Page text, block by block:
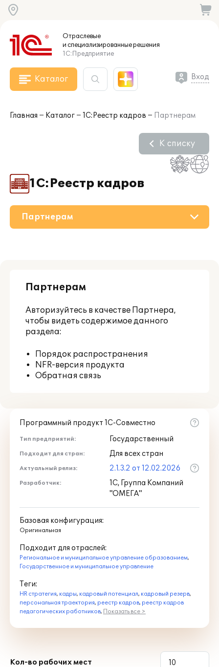
Отраслевые
и специализированныерешения
1С:Предприятие
Каталог Вход
Главная Каталог 1С:Реестр кадров Партнерам
1С:Реестр кадров
К списку
Поддержка
Материалы
Партнерам
Партнерам
Авторизуйтесь в качестве Партнера,
чтобы видеть содержимое данного
раздела:
Порядок распространения
NFR-версия продукта
Обратная связь
Программный продукт 1С-Совместно
Тип предприятий: Государственный
Подходит для стран: Для всех стран
Актуальный релиз: 2.1.3.2 от 12.02.2026
Разработчик:
1С, Группа Компаний
"ОМЕГА"
Базовая конфигурация:
Оригинальная
Подходит для отраслей:
Региональное и муниципальное управление образованием,
Государственное и муниципальное управление
Теги:
HR стратегия, кадры, кадровый потенциал, кадровый резерв,
персональная траектория, реестр кадров, реестр кадров
педагогических работников, Показать все >
Кол-во рабочих мест